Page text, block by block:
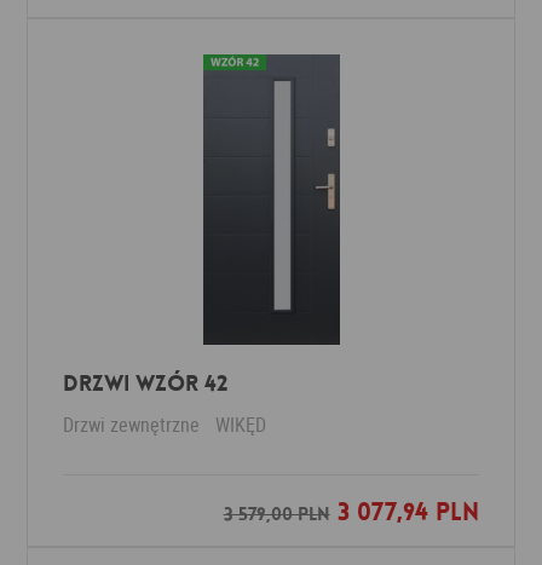
DRZWI WZÓR 42
Drzwi zewnętrzne WIKĘD
3 579,00 PLN3 077,94 PLN
Dodaj do ulubionych